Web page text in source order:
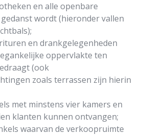
en alle openbare
wordt (hieronder vallen
en drankgelegenheden
oppervlakte ten
(ook
zoals terrassen zijn hierin
met minstens vier kamers en
klanten kunnen ontvangen;
waarvan de verkoopruimte